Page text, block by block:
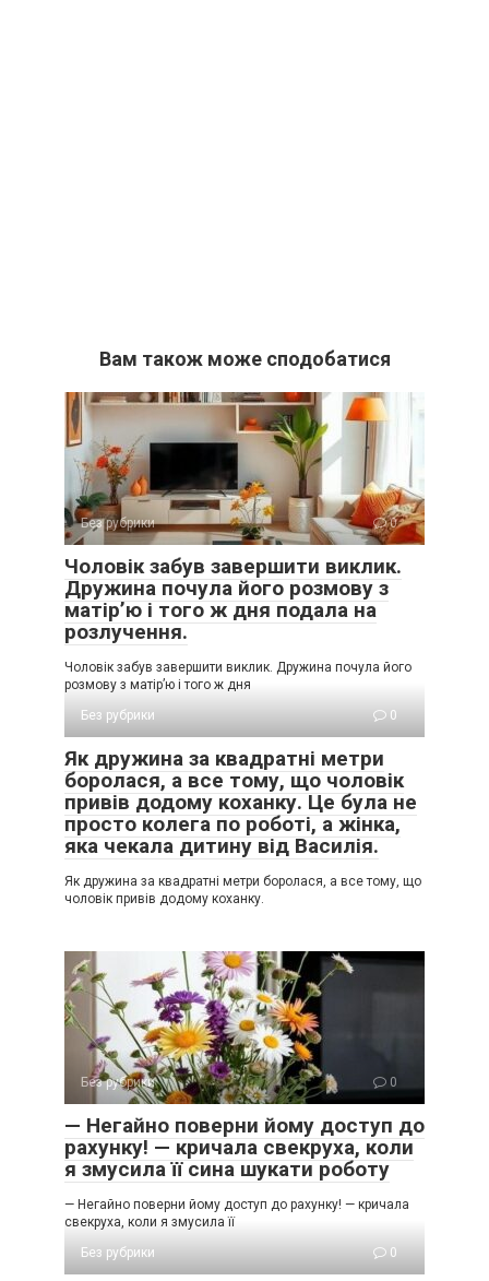
Вам також може сподобатися
Без рубрики 0
Чоловік забув завершити виклик.
Дружина почула його розмову з
матір’ю і того ж дня подала на
розлучення.
Чоловік забув завершити виклик. Дружина почула його
розмову з матір’ю і того ж дня
Без рубрики
0
Як дружина за квадратні метри
боролася, а все тому, що чоловік
привів додому коханку. Це була не
просто колега по роботі, а жінка,
яка чекала дитину від Василія.
Як дружина за квадратні метри боролася, а все тому, що
чоловік привів додому коханку.
Без рубрики 0
— Негайно поверни йому доступ до
рахунку! — кричала свекруха, коли
я змусила її сина шукати роботу
— Негайно поверни йому доступ до рахунку! — кричала
свекруха, коли я змусила її
Без рубрики
0